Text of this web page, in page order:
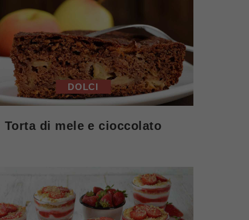
DOLCI
Torta di mele e cioccolato